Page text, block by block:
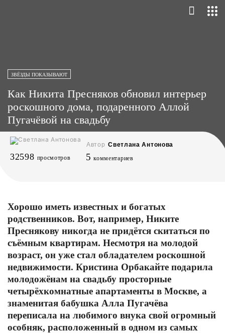
ЗВЁЗДЫ ПОКАЗЫВАЮТ
Как Никита Пресняков обновил интерьер
роскошного дома, подаренного Аллой
Пугачёвой на свадьбу
Автор Светлана Антонова
32598 просмотров 5 комментариев
Хорошо иметь известных и богатых
родственников. Вот, например, Никите
Преснякову никогда не придётся скитаться по
съёмным квартирам. Несмотря на молодой
возраст, он уже стал обладателем роскошной
недвижимости. Кристина Орбакайте подарила
молодожёнам на свадьбу просторные
четырёхкомнатные апартаменты в Москве, а
знаменитая бабушка Алла Пугачёва
переписала на любимого внука свой огромный
особняк, расположенный в одном из самых